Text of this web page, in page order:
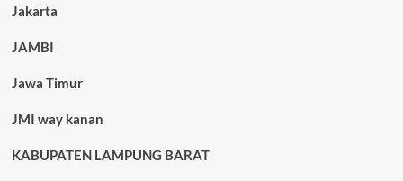
Jakarta
JAMBI
Jawa Timur
JMI way kanan
KABUPATEN LAMPUNG BARAT